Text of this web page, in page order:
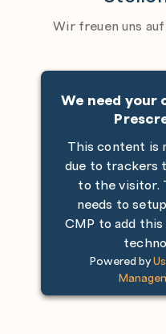
Wir freuen uns
We need your
This content is
due to trackers
to the visitor.
needs to
CMP to add
Powered by